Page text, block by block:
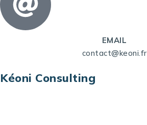
EMAIL
contact@keoni.fr
Kéoni Consulting